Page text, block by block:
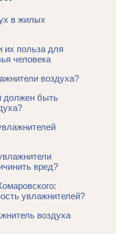
в жилых
их польза для
человека
воздуха?
должен быть
вред?
увлажнителей?
воздуха